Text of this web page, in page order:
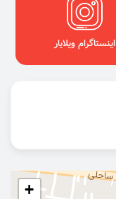
اینستاگرام ویلایار
+